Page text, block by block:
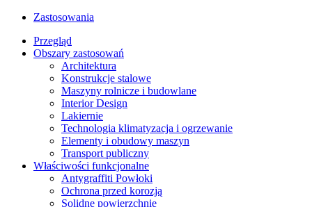
Zastosowania
Przegląd
Obszary zastosowań
Architektura
Konstrukcje stalowe
Maszyny rolnicze i budowlane
Interior Design
Lakiernie
Technologia klimatyzacja i ogrzewanie
Elementy i obudowy maszyn
Transport publiczny
Właściwości funkcjonalne
Antygraffiti Powłoki
Ochrona przed korozją
Solidne powierzchnie